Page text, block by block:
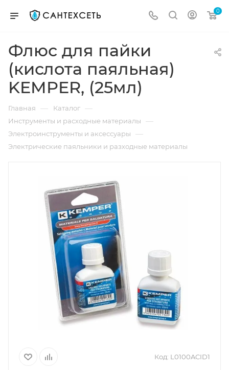
0
Флюс для пайки
(кислота паяльная)
KEMPER, (25мл)
Главная — Каталог —
Инструменты и расходные материалы —
Электроинструменты и аксессуары —
Электрические паяльники и разходные материалы
Код: L0100ACID1